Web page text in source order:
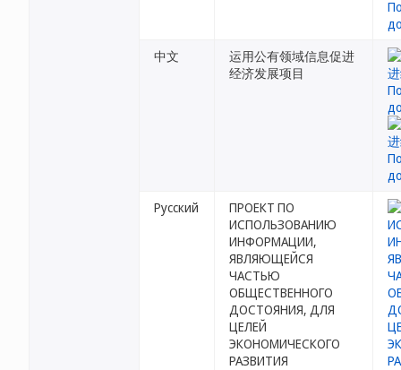
中文
运用公有领域信息促进
经济发展项目
Русский
ПРОЕКТ ПО
ИСПОЛЬЗОВАНИЮ
ИНФОРМАЦИИ,
ЯВЛЯЮЩЕЙСЯ
ЧАСТЬЮ
ОБЩЕСТВЕННОГО
ДОСТОЯНИЯ, ДЛЯ
ЦЕЛЕЙ
ЭКОНОМИЧЕСКОГО
РАЗВИТИЯ